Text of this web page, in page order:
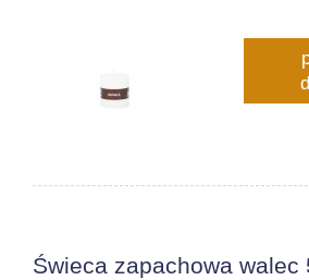
Świeca zapachowa walec